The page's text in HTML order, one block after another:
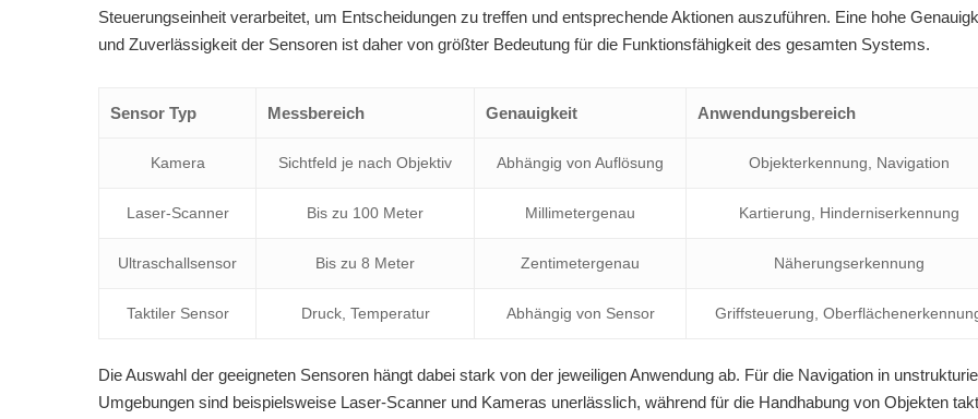
Steuerungseinheit verarbeitet, um Entscheidungen zu treffen und entsprechende Aktionen auszuführen. Eine hohe
und Zuverlässigkeit der Sensoren ist daher von größter Bedeutung für die Funktionsfähigkeit des gesamten Systems.
Sensor Typ Messbereich Genauigkeit Anwendungsbereich
Kamera Sichtfeld je nach Objektiv Abhängig von Auflösung Objekterkennung, Navigation
Laser-Scanner Bis zu 100 Meter Millimetergenau Kartierung, Hinderniserkennung
Ultraschallsensor Bis zu 8 Meter Zentimetergenau Näherungserkennung
Taktiler Sensor Druck, Temperatur Abhängig von Sensor Griffsteuerung,
Die Auswahl der geeigneten Sensoren hängt dabei stark von der jeweiligen Anwendung ab. Für die Navigation in
Umgebungen sind beispielsweise Laser-Scanner und Kameras unerlässlich, während für die Handhabung von Objekten